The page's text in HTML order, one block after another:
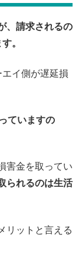
、請求されるの
。
イ側が遅延損
ていますの
害金を取ってい
られるのは生活
リットと言える